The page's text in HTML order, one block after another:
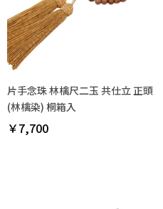
片手念珠 林檎尺二玉 共仕立 正頭
(林檎染) 桐箱入
￥7,700